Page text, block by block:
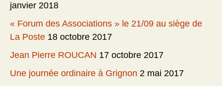
janvier 2018
« Forum des Associations » le 21/09 au siège de
La Poste 18 octobre 2017
Jean Pierre ROUCAN 17 octobre 2017
Une journée ordinaire à Grignon 2 mai 2017